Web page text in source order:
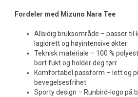
Fordeler med Mizuno Nara Tee
Allsidig bruksområde – passer til
lagidrett og høyintensive økter
Teknisk materiale – 100 %
bort fukt og holder deg tørr
Komfortabel passform – lett og
bevegelsesfrihet
Sporty design – Runbird-logo på